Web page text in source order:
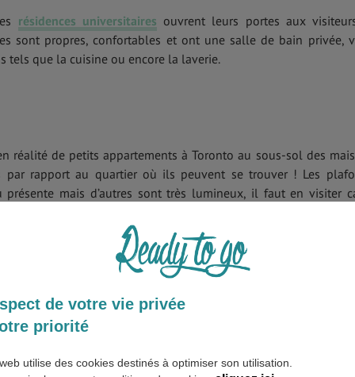
résidences universitaires ouvrent leurs portes aux
sont propres, confortables et ont une salle de bain privée,
tels que la cuisine ou encore la laverie.
réalité de petits appartements à Toronto au sous-sol des
par rapport au quartier où ils peuvent se trouver ! Les
mais d’autres sont très lumineux, il faut en visiter
dans un super quartier !
de Toronto, le plus souvent situé en banlieue populaire
dans le loyer.
qui se trouvent dans des immeubles qui sont souvent
de votre vie privée
priorité
utilise des cookies destinés à optimiser son utilisation.